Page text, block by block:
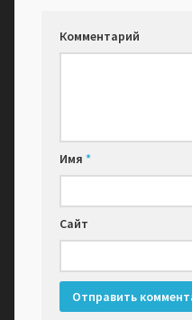
Комментарий
Имя *
Сайт